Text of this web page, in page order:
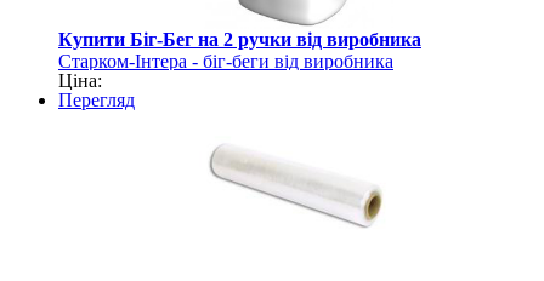
Купити Біг-Бег на 2 ручки від виробника
Старком-Інтера - біг-беги від виробника
Ціна:
Перегляд